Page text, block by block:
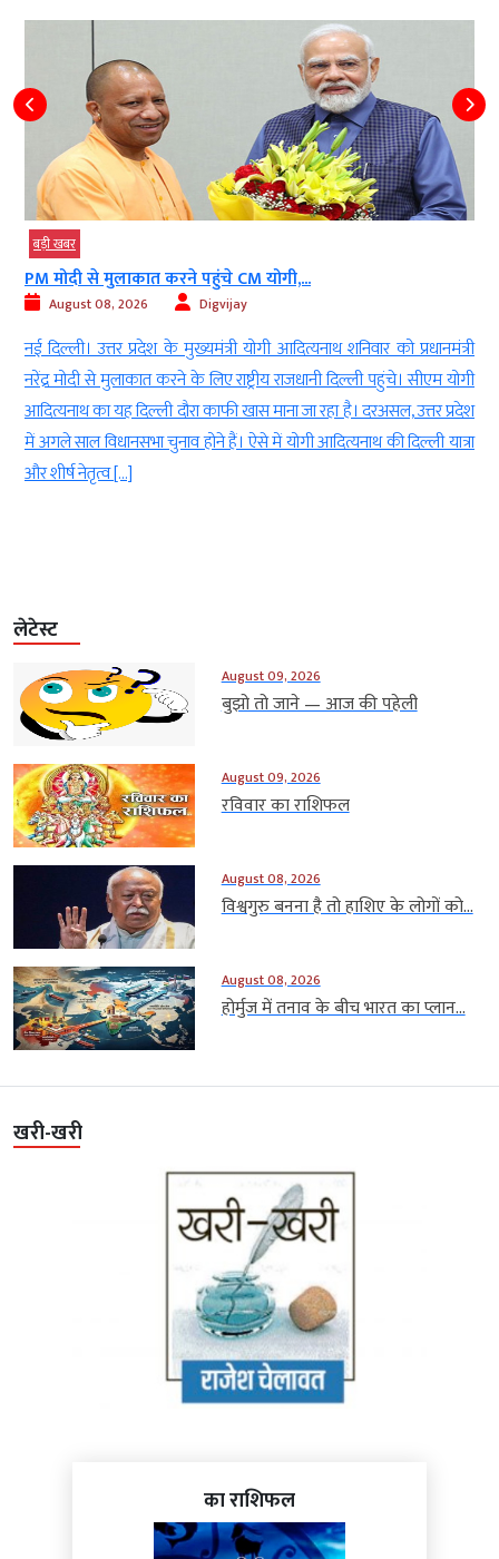
बड़ी खबर
PM मोदी से मुलाकात करने पहुंचे CM योगी,...
August 08, 2026 Digvijay
नई दिल्ली। उत्तर प्रदेश के मुख्यमंत्री योगी आदित्यनाथ शनिवार को प्रधानमंत्री
नरेंद्र मोदी से मुलाकात करने के लिए राष्ट्रीय राजधानी दिल्ली पहुंचे। सीएम योगी
आदित्यनाथ का यह दिल्ली दौरा काफी खास माना जा रहा है। दरअसल, उत्तर प्रदेश
में अगले साल विधानसभा चुनाव होने हैं। ऐसे में योगी आदित्यनाथ की दिल्ली यात्रा
और शीर्ष नेतृत्व […]
लेटेस्ट
August 09, 2026
बुझो तो जाने — आज की पहेली
August 09, 2026
रविवार का राशिफल
August 08, 2026
विश्वगुरु बनना है तो हाशिए के लोगों को...
August 08, 2026
होर्मुज में तनाव के बीच भारत का प्लान...
खरी-खरी
का राशिफल